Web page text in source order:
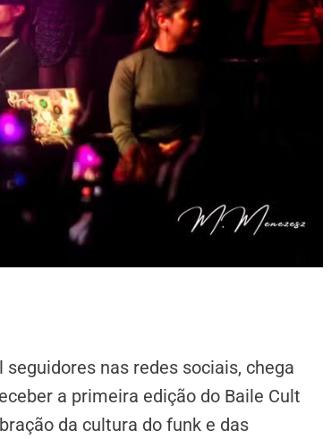
nas redes sociais, chega
a primeira edição do Baile Cult
da cultura do funk e das